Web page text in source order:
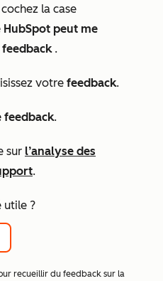
la case
peut me
.
votre feedback.
feedback.
sur l’analyse des
.
utile ?
recueillir du feedback sur la